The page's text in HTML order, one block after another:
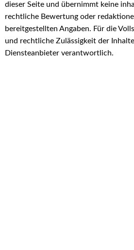
dieser Seite und übernimmt keine
rechtliche Bewertung oder
bereitgestellten Angaben. Für die
und rechtliche Zulässigkeit der
Diensteanbieter verantwortlich.